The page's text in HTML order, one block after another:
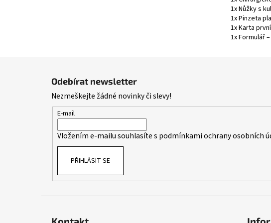
1x Nůžky s
1x Pinzeta
1x Karta
1x Formulář
Odebírat newsletter
Nezmeškejte žádné novinky či slevy!
E-mail
Vložením e-mailu souhlasíte s podmínkami ochrany osobních
PŘIHLÁSIT SE